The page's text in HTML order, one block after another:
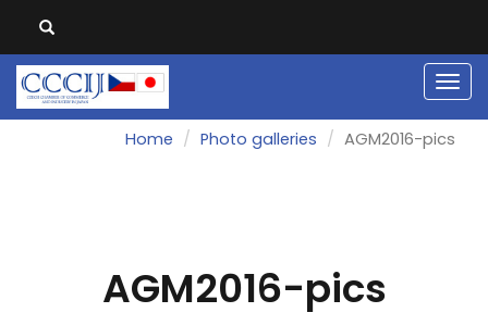
Home Photo galleries AGM2016-pics
AGM2016-pics